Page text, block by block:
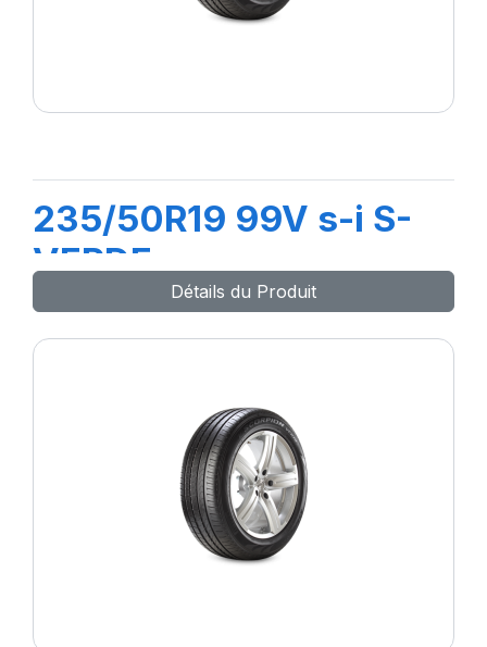
235/50R19 99V s-i S-
VERDE
Détails du Produit